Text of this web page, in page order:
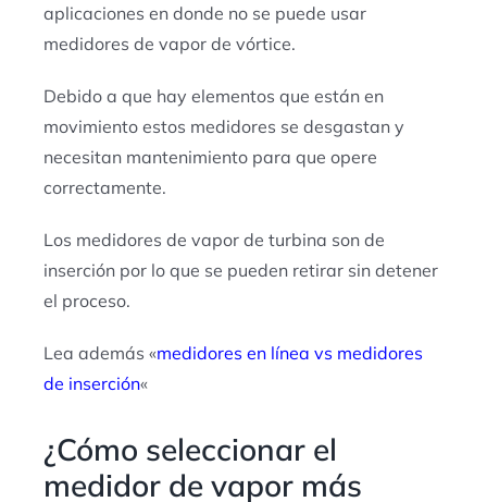
aplicaciones en donde no se puede usar
medidores de vapor de vórtice.
Debido a que hay elementos que están en
movimiento estos medidores se desgastan y
necesitan mantenimiento para que opere
correctamente.
Los medidores de vapor de turbina son de
inserción por lo que se pueden retirar sin detener
el proceso.
Lea además «medidores en línea vs medidores
de inserción«
¿Cómo seleccionar el
medidor de vapor más